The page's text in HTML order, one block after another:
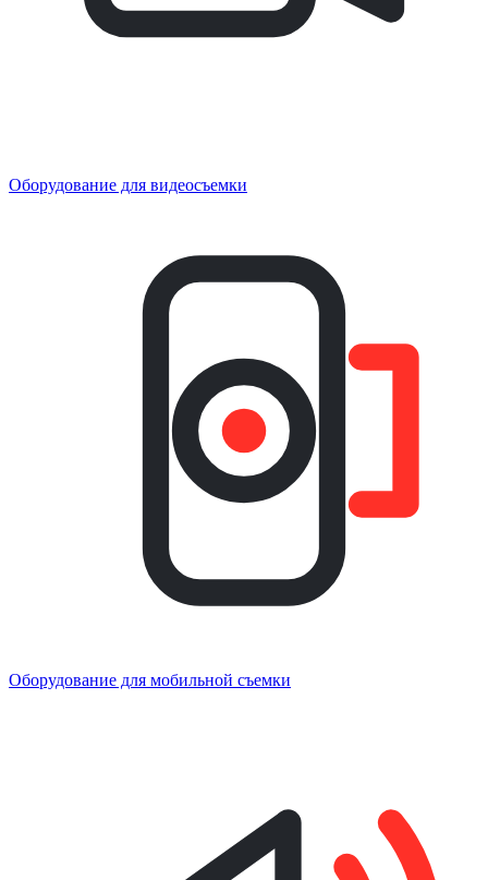
Оборудование для видеосъемки
Оборудование для мобильной съемки